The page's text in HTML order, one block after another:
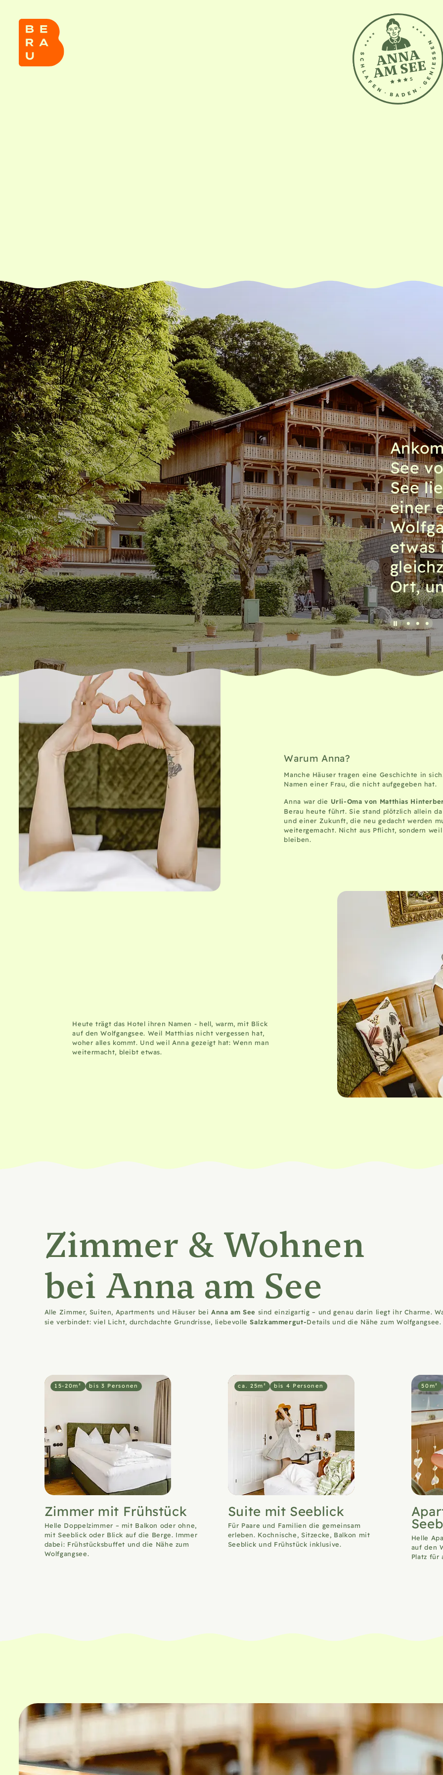
See
See
einer
etwas
Ort,
Warum Anna?
Manche Häuser tragen eine Geschichte in
Namen einer Frau, die nicht aufgegeben hat.
Anna war die Urli-Oma von Matthias
Berau heute führt. Sie stand plötzlich allein
und einer Zukunft, die neu gedacht werden
weitergemacht. Nicht aus Pflicht, sondern
bleiben.
Heute trägt das Hotel ihren Namen - hell, warm, mit Blick
auf den Wolfgangsee. Weil Matthias nicht vergessen hat,
woher alles kommt. Und weil Anna gezeigt hat: Wenn man
weitermacht, bleibt etwas.
Zimmer & Wohnen
bei Anna am See
Alle Zimmer, Suiten, Apartments und Häuser beiAnna am See sind einzigartig – und genau darin liegt ihr Charme.
sie verbindet: viel Licht, durchdachte Grundrisse, liebevolleSalzkammergut-Details und die Nähe zum Wolfgangsee.
Zimmer mit Frühstück
Helle Doppelzimmer – mit Balkon oder ohne,
mit Seeblick oder Blick auf die Berge. Immer
dabei: Frühstücksbuffet und die Nähe zum
Wolfgangsee.
15-20m² bis 3 Personen
Suite mit Seeblick
Für Paare und Familien die gemeinsam
erleben. Kochnische, Sitzecke, Balkon mit
Seeblick und Frühstück inklusive.
ca. 25m² bis 4 Personen
Helle
auf den
Platz für
50m²